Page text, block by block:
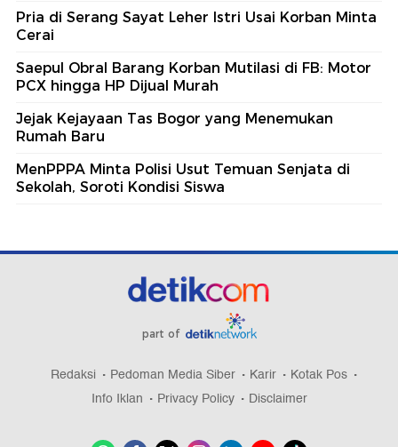
Pria di Serang Sayat Leher Istri Usai Korban Minta
Cerai
Saepul Obral Barang Korban Mutilasi di FB: Motor
PCX hingga HP Dijual Murah
Jejak Kejayaan Tas Bogor yang Menemukan
Rumah Baru
MenPPPA Minta Polisi Usut Temuan Senjata di
Sekolah, Soroti Kondisi Siswa
part of
Redaksi Pedoman Media Siber Karir
Kotak Pos
Info Iklan
Privacy Policy Disclaimer